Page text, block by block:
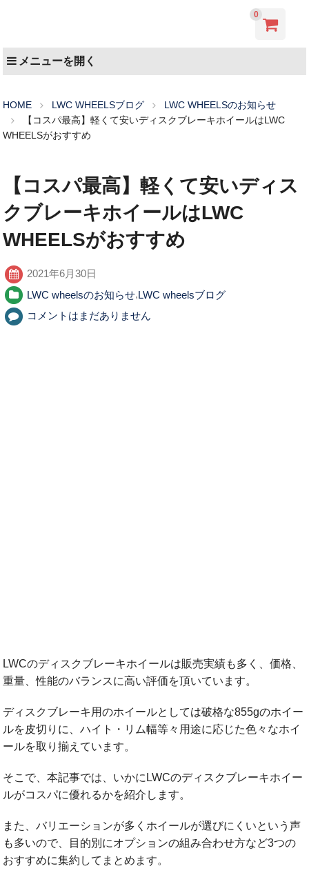
0
メニューを開く
HOME LWC WHEELSブログ
LWC WHEELSのお知らせ
【コスパ最高】軽くて安いディスクブレーキホイールはLWC
WHEELSがおすすめ
【コスパ最高】軽くて安いディス
クブレーキホイールはLWC
WHEELSがおすすめ
2021年6月30日
LWC wheelsのお知らせ,LWC wheelsブログ
コメントはまだありません
LWCのディスクブレーキホイールは販売実績も多く、価格、
重量、性能のバランスに高い評価を頂いています。
ディスクブレーキ用のホイールとしては破格な855gのホイー
ルを皮切りに、ハイト・リム幅等々用途に応じた色々なホイ
ールを取り揃えています。
そこで、本記事では、いかにLWCのディスクブレーキホイー
ルがコスパに優れるかを紹介します。
また、バリエーションが多くホイールが選びにくいという声
も多いので、目的別にオプションの組み合わせ方など3つの
おすすめに集約してまとめます。